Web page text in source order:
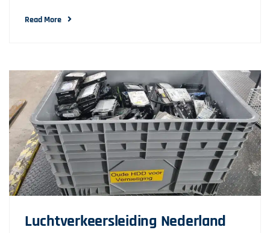
Read More
Luchtverkeersleiding Nederland